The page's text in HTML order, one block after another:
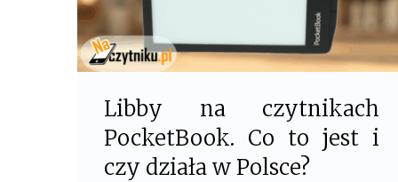
Libby na czytnikach
PocketBook. Co to jest i
czy działa w Polsce?